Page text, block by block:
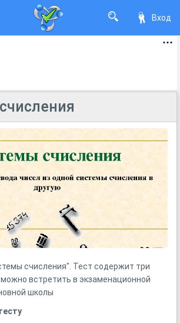
Вход
счисления". Тест содержит три
встретить в экзаменационной
школы